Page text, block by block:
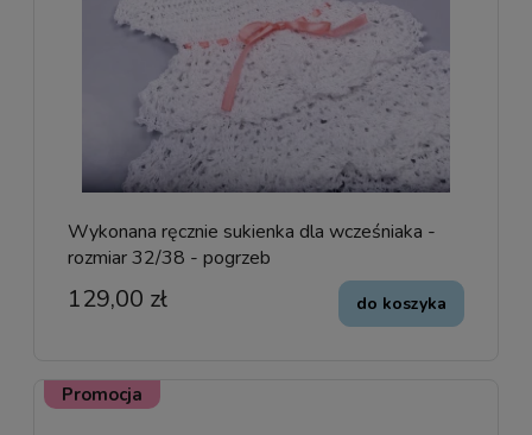
Wykonana ręcznie sukienka dla wcześniaka -
rozmiar 32/38 - pogrzeb
129,00 zł do koszyka
Promocja